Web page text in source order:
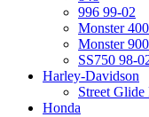
996 99-02
Monster
Monster
SS750 98-
Harley-Davidson
Street
Honda